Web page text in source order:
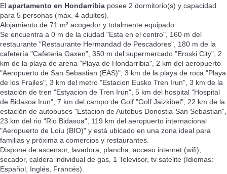
El apartamento en Hondarribia posee 2 dormitorio(s) y capacidad
para 5 personas (máx. 4 adultos).
Alojamiento de 71 m² acogedor y totalmente equipado.
Se encuentra a 0 m de la ciudad "Esta en el centro", 160 m del
restaurante "Restaurante Hermandad de Pescadores", 180 m de la
cafetería "Cafeteria Gaxen", 350 m del supermercado "Eroski City", 2
km de la playa de arena "Playa de Hondarribia", 2 km del aeropuerto
"Aeropuerto de San Sebastian (EAS)", 3 km de la playa de roca "Playa
de los Frailes", 3 km del metro "Estacion Eusko Tren Irun", 3 km de la
estación de tren "Estyacion de Tren Irun", 5 km del hospital "Hospital
de Bidasoa Irun", 7 km del campo de Golf "Golf Jaizkibel", 22 km de la
estación de autobuses "Estacion de Autobus Donostia-San Sebastian",
23 km del rio "Rio Bidasoa", 119 km del aeropuerto internacional
"Aeropuerto de Loiu (BIO)" y está ubicado en una zona ideal para
familias y próxima a comercios y restaurantes.
Dispone de ascensor, lavadora, plancha, acceso internet (wifi),
secador, caldera individual de gas, 1 Televisor, tv satelite (Idiomas:
Español, Inglés, Francés).